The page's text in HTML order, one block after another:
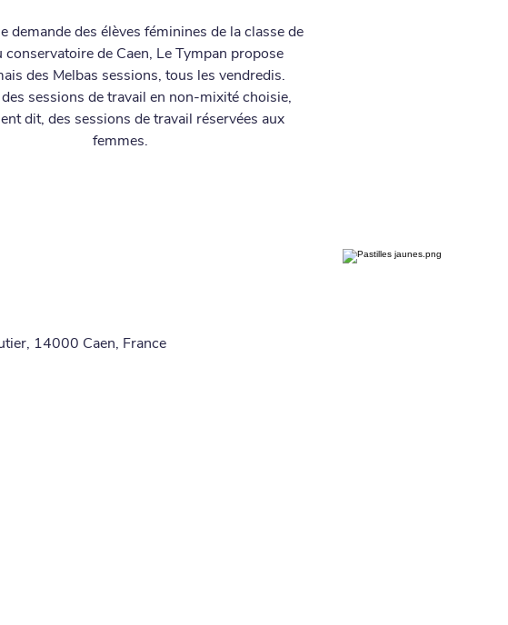
demande des élèves féminines de la classe de
conservatoire de Caen, Le Tympan propose
des Melbas sessions, tous les vendredis.
sessions de travail en non-mixité choisie,
dit, des sessions de travail réservées aux
femmes.
14000 Caen, France